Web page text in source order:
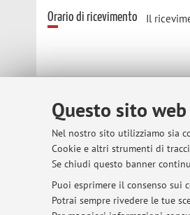
Questo sito
Nel nostro sito utilizziamo sia
Cookie e altri strumenti di
Se chiudi questo banner
Puoi esprimere il consenso sui
Potrai sempre rivedere le tue
Orario di ricevimento Il
© 2026 -